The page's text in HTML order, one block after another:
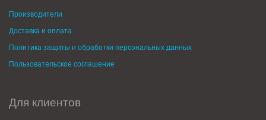
Производители
Доставка и оплата
Политика защиты и обработки персональных данных
Пользовательское соглашение
Для клиентов